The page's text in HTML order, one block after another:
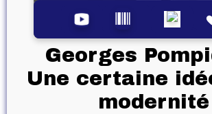
Georges
Une certaine
modernité